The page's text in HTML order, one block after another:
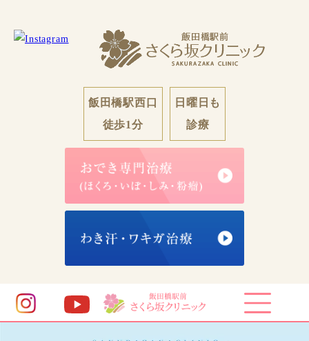
飯田橋駅西口
徒歩1分
日曜日も
診療